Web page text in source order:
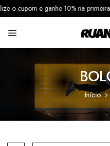
o cupom e ganhe 10% na
Início